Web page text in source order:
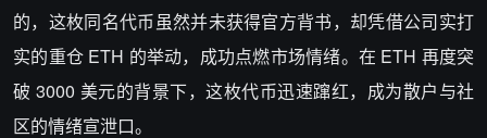
的，这枚同名代币虽然并未获得官方背书，却凭借公司实打
实的重仓 ETH 的举动，成功点燃市场情绪。在 ETH 再度突
破 3000 美元的背景下，这枚代币迅速蹿红，成为散户与社
区的情绪宣泄口。